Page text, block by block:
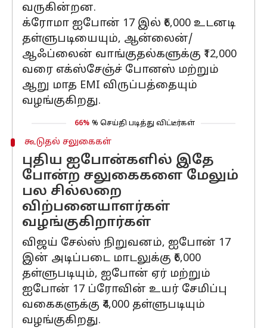
வருகின்றன.
க்ரோமா ஐபோன் 17 இல் ₹6,000 உடனடி
தள்ளுபடியையும், ஆன்லைன்/
ஆஃப்லைன் வாங்குதல்களுக்கு ₹12,000
வரை எக்ஸ்சேஞ்ச் போனஸ் மற்றும்
ஆறு மாத EMI விருப்பத்தையும்
வழங்குகிறது.
66% % செய்தி படித்து விட்டீர்கள்
கூடுதல் சலுகைகள்
புதிய ஐபோன்களில் இதே
போன்ற சலுகைகளை மேலும்
பல சில்லறை
விற்பனையாளர்கள்
வழங்குகிறார்கள்
விஜய் சேல்ஸ் நிறுவனம், ஐபோன் 17
இன் அடிப்படை மாடலுக்கு ₹6,000
தள்ளுபடியும், ஐபோன் ஏர் மற்றும்
ஐபோன் 17 ப்ரோவின் உயர் சேமிப்பு
வகைகளுக்கு ₹4,000 தள்ளுபடியும்
வழங்குகிறது.